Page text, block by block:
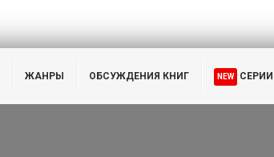
ЖАНРЫ ОБСУЖДЕНИЯ КНИГ NEW СЕРИИ